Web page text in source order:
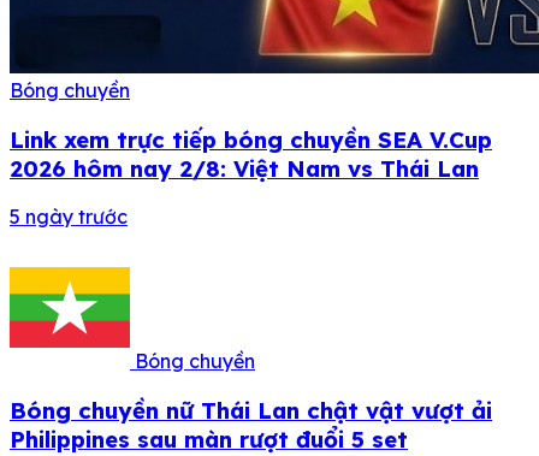
Bóng chuyền
Link xem trực tiếp bóng chuyền SEA V.Cup
2026 hôm nay 2/8: Việt Nam vs Thái Lan
5 ngày trước
Bóng chuyền
Bóng chuyền nữ Thái Lan chật vật vượt ải
Philippines sau màn rượt đuổi 5 set